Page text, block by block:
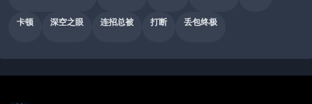
卡顿 深空之眼 连招总被 打断 丢包终极